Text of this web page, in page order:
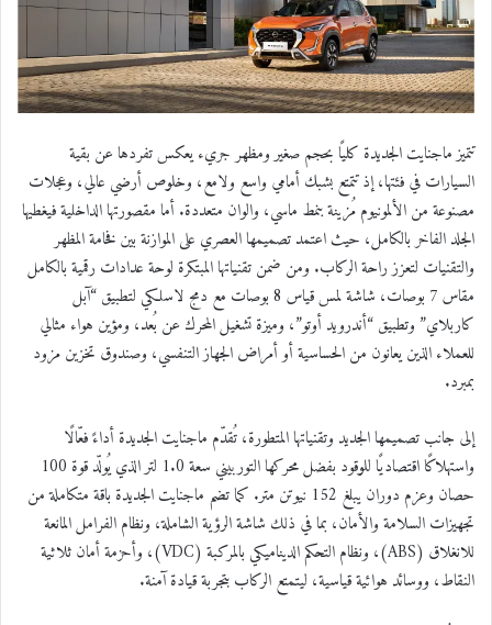
تتميز ماجنايت الجديدة كليًا بحجم صغير ومظهر جريء يعكس تفردها عن بقية
السيارات في فئتها، إذ تتمتع بشبك أمامي واسع ولامع، وخلوص أرضي عالي، وعجلات
مصنوعة من الألمونيوم مُزينة بنمط ماسي، والوان متعددة. أما مقصورتها الداخلية فيغطيها
الجلد الفاخر بالكامل، حيث اعتمد تصميمها العصري على الموازنة بين فخامة المظهر
والتقنيات لتعزز راحة الركاب. ومن ضمن تقنياتها المبتكرة لوحة عدادات رقمية بالكامل
مقاس 7 بوصات، شاشة لمس قياس 8 بوصات مع دمج لاسلكي لتطبيق “آبل
كاربلاي” وتطبيق “أندرويد أوتو”، وميزة تشغيل المحرك عن بُعد، ومؤين هواء مثالي
للعملاء الذين يعانون من الحساسية أو أمراض الجهاز التنفسي، وصندوق تخزين مزود
بمبرد.
إلى جانب تصميمها الجديد وتقنياتها المتطورة، تُقدّم ماجنايت الجديدة أداءً فعّالًا
واستهلاكًا اقتصاديًا للوقود بفضل محركها التوربيني سعة 1.0 لتر الذي يُولّد قوة 100
حصان وعزم دوران يبلغ 152 نيوتن متر. كما تضم ماجنايت الجديدة باقة متكاملة من
تجهيزات السلامة والأمان، بما في ذلك شاشة الرؤية الشاملة، ونظام الفرامل المانعة
للانغلاق (ABS)، ونظام التحكم الديناميكي بالمركبة (VDC)، وأحزمة أمان ثلاثية
النقاط، ووسائد هوائية قياسية، ليتمتع الركاب بتجربة قيادة آمنة.